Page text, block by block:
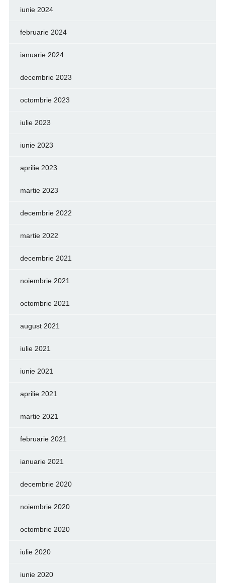
iunie 2024
februarie 2024
ianuarie 2024
decembrie 2023
octombrie 2023
iulie 2023
iunie 2023
aprilie 2023
martie 2023
decembrie 2022
martie 2022
decembrie 2021
noiembrie 2021
octombrie 2021
august 2021
iulie 2021
iunie 2021
aprilie 2021
martie 2021
februarie 2021
ianuarie 2021
decembrie 2020
noiembrie 2020
octombrie 2020
iulie 2020
iunie 2020